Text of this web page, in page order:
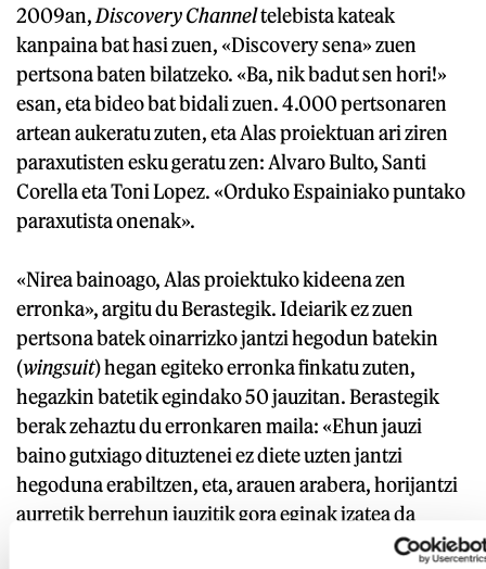
2009an, Discovery Channeltelebista kateak
kanpaina bat hasi zuen, «Discovery sena» zuen
pertsona baten bilatzeko. «Ba, nik badut sen hori!»
esan, eta bideo bat bidali zuen. 4.000 pertsonaren
artean aukeratu zuten, eta Alas proiektuan ari ziren
paraxutisten esku geratu zen: Alvaro Bulto, Santi
Corella eta Toni Lopez. «Orduko Espainiako puntako
paraxutista onenak».
«Nirea bainoago, Alas proiektuko kideena zen
erronka», argitu du Berastegik. Ideiarik ez zuen
pertsona batek oinarrizko jantzi hegodun batekin
(wingsuit) hegan egiteko erronka finkatu zuten,
hegazkin batetik egindako 50 jauzitan. Berastegik
berak zehaztu du erronkaren maila: «Ehun jauzi
baino gutxiago dituztenei ez diete uzten jantzi
hegoduna erabiltzen, eta, arauen arabera, horijantzi
aurretik berrehun jauzitik gora eginak izatea da